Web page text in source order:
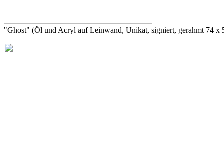
"Ghost" (Öl und Acryl auf Leinwand, Unikat, signiert, gerahmt 74 x